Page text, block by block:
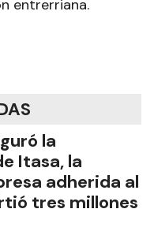
entrerriana.
la
Itasa, la
adherida al
tres millones